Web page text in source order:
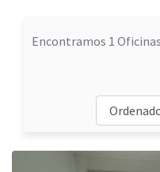
Encontramos 1